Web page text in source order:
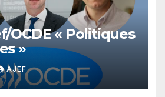
OCDE « Politiques
»
AJEF